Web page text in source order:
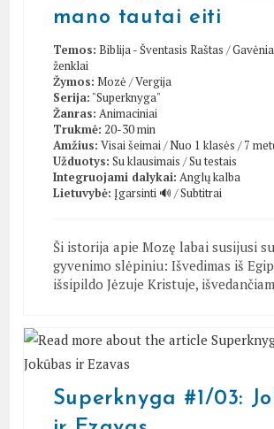
mano tautai eiti
Temos: Biblija - Šventasis Raštas /Gavėnia
ženklai
Žymos: Mozė /Vergija
Serija: "Superknyga"
Žanras: Animaciniai
Trukmė: 20-30 min
Amžius: Visai šeimai /Nuo 1 klasės / 7
Užduotys: Su klausimais /Su testais
Integruojami dalykai: Anglų kalba
Lietuvybė: Įgarsinti 🔊 /Subtitrai
Ši istorija apie Mozę labai susijusi
gyvenimo slėpiniu: Išvedimas iš
išsipildo Jėzuje Kristuje,
Superknyga #1/03: